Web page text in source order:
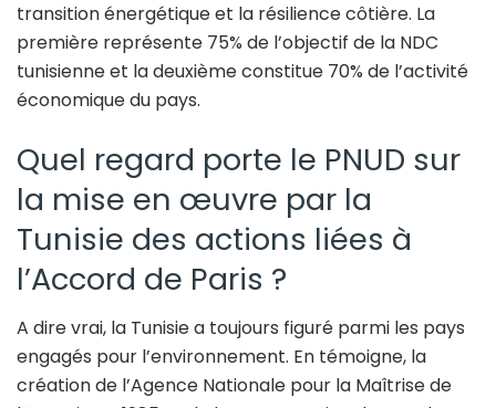
transition énergétique et la résilience côtière. La
première représente 75% de l’objectif de la NDC
tunisienne et la deuxième constitue 70% de l’activité
économique du pays.
Quel regard porte le PNUD sur
la mise en œuvre par la
Tunisie des actions liées à
l’Accord de Paris ?
A dire vrai, la Tunisie a toujours figuré parmi les pays
engagés pour l’environnement. En témoigne, la
création de l’Agence Nationale pour la Maîtrise de